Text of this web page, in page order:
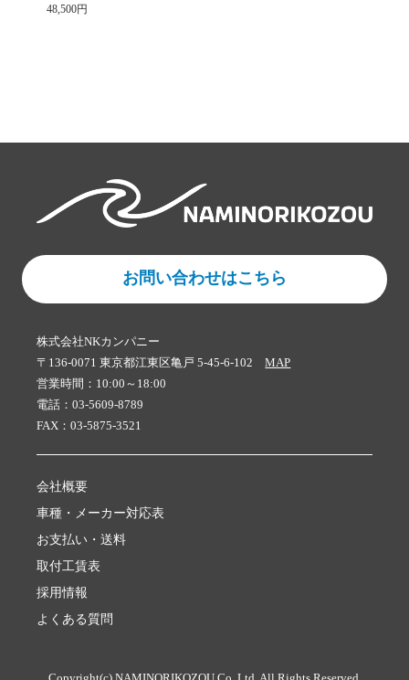
48,500円
お問い合わせはこちら
株式会社NKカンパニー
〒136-0071 東京都江東区亀戸 5-45-6-102MAP
営業時間：10:00～18:00
電話：03-5609-8789
FAX：03-5875-3521
会社概要
車種・メーカー対応表
お支払い・送料
取付工賃表
採用情報
よくある質問